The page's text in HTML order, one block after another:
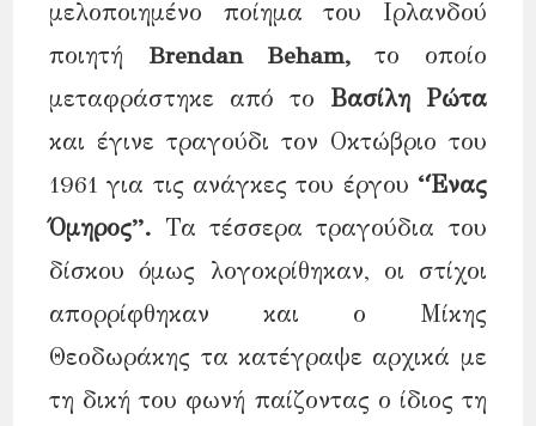
μελοποιημένο ποίημα του Ιρλανδού
ποιητή Brendan Beham, το οποίο
μεταφράστηκε από το Βασίλη Ρώτα
και έγινε τραγούδι τον Οκτώβριο του
1961 για τις ανάγκες του έργου “Ένας
Όμηρος”. Τα τέσσερα τραγούδια του
δίσκου όμως λογοκρίθηκαν, οι στίχοι
απορρίφθηκαν και ο Μίκης
Θεοδωράκης τα κατέγραψε αρχικά με
τη δική του φωνή παίζοντας ο ίδιος τη